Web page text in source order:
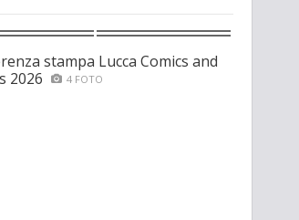
stampa Lucca Comics and
2026
4 FOTO